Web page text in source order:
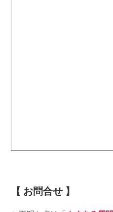
【 お問合せ 】